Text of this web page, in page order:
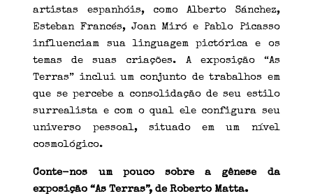
artistas espanhóis, como Alberto Sánchez,
Esteban Francés, Joan Miró e Pablo Picasso
influenciam sua linguagem pictórica e os
temas de suas criações. A exposição “As
Terras” inclui um conjunto de trabalhos em
que se percebe a consolidação de seu estilo
surrealista e com o qual ele configura seu
universo pessoal, situado em um nível
cosmológico.
Conte-nos um pouco sobre a gênese da
exposição “As Terras”, de Roberto Matta.